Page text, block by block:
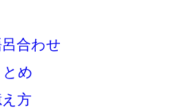
合わせ
め
方